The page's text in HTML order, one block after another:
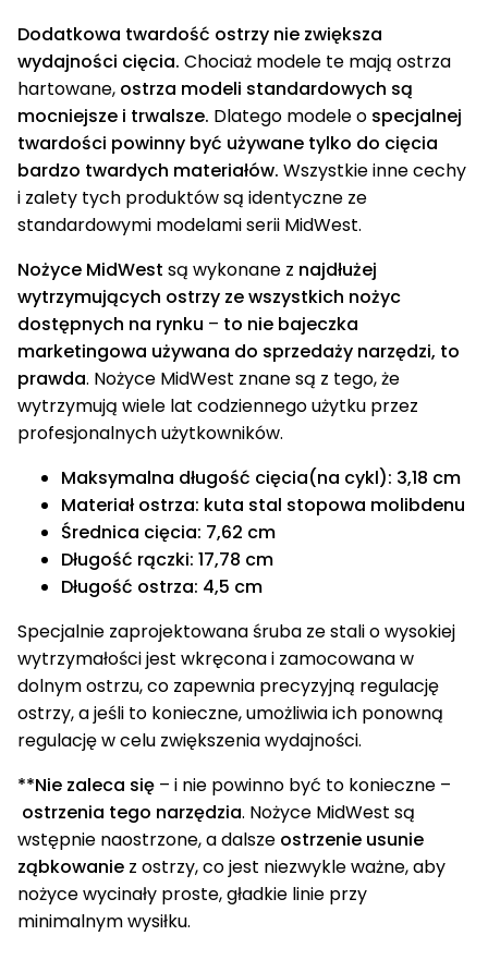
Dodatkowa twardość ostrzy nie zwiększa
wydajności cięcia. Chociaż modele te mają ostrza
hartowane, ostrza modeli standardowych są
mocniejsze i trwalsze. Dlatego modele o specjalnej
twardości powinny być używane tylko do cięcia
bardzo twardych materiałów. Wszystkie inne cechy
i zalety tych produktów są identyczne ze
standardowymi modelami serii MidWest.
Nożyce MidWest są wykonane z najdłużej
wytrzymujących ostrzy ze wszystkich nożyc
dostępnych na rynku – to nie bajeczka
marketingowa używana do sprzedaży narzędzi, to
prawda. Nożyce MidWest znane są z tego, że
wytrzymują wiele lat codziennego użytku przez
profesjonalnych użytkowników.
Maksymalna długość cięcia(na cykl): 3,18 cm
Materiał ostrza: kuta stal stopowa molibdenu
Średnica cięcia: 7,62 cm
Długość rączki: 17,78 cm
Długość ostrza: 4,5 cm
Specjalnie zaprojektowana śruba ze stali o wysokiej
wytrzymałości jest wkręcona i zamocowana w
dolnym ostrzu, co zapewnia precyzyjną regulację
ostrzy, a jeśli to konieczne, umożliwia ich ponowną
regulację w celu zwiększenia wydajności.
**Nie zaleca się – i nie powinno być to konieczne –
ostrzenia tego narzędzia. Nożyce MidWest są
wstępnie naostrzone, a dalsze ostrzenie usunie
ząbkowanie z ostrzy, co jest niezwykle ważne, aby
nożyce wycinały proste, gładkie linie przy
minimalnym wysiłku.